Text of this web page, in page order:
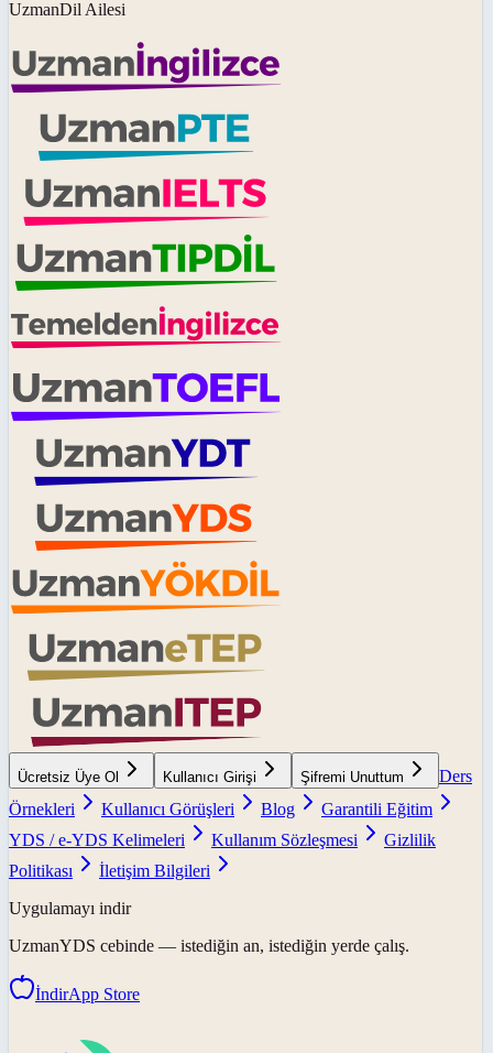
UzmanDil Ailesi
Ücretsiz Üye Ol Kullanıcı Girişi Şifremi Unuttum
Ders
Örnekleri
Kullanıcı Görüşleri Blog
Garantili Eğitim
YDS / e-YDS Kelimeleri
Kullanım Sözleşmesi
Gizlilik
Politikası
İletişim Bilgileri
Uygulamayı indir
UzmanYDS cebinde — istediğin an, istediğin yerde çalış.
İndirApp Store